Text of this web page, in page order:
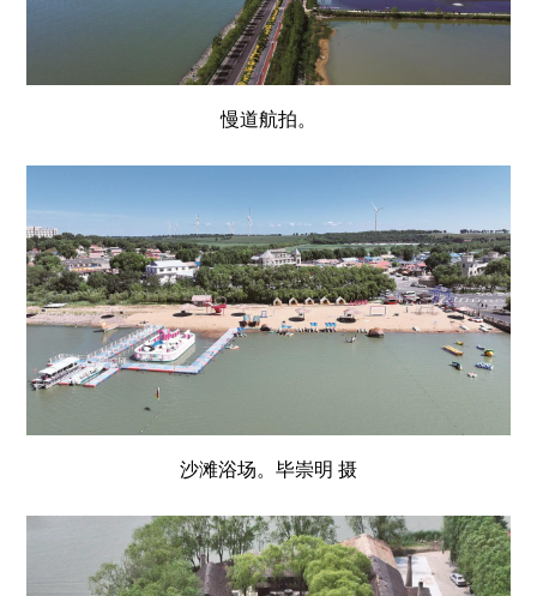
慢道航拍。
沙滩浴场。毕崇明 摄